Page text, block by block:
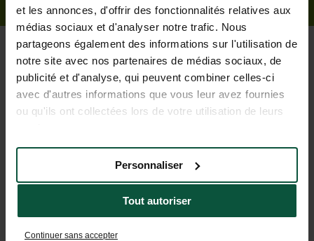
et les annonces, d'offrir des fonctionnalités relatives aux
médias sociaux et d'analyser notre trafic. Nous
partageons également des informations sur l'utilisation de
notre site avec nos partenaires de médias sociaux, de
publicité et d'analyse, qui peuvent combiner celles-ci
avec d'autres informations que vous leur avez fournies
ou qu'ils ont collectées lors de votre utilisation de leurs
Tout autoriser
Personnaliser
Continuer sans accepter
verblijf